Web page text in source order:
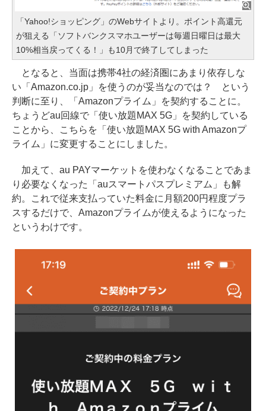
「Yahoo!ショッピング」のWebサイトより。ポイント高還元
が狙える「ソフトバンクスマホユーザーは毎週日曜日は最大
10%相当戻ってくる！」も10月で終了してしまった
となると、当面は携帯4社の経済圏にあまり依存しな
い「Amazon.co.jp」を使うのが妥当なのでは？ という
判断に至り、「Amazonプライム」を契約することに。
ちょうどau回線で「使い放題MAX 5G」を契約している
ことから、こちらを「使い放題MAX 5G with Amazonプ
ライム」に変更することにしました。
加えて、au PAYマーケットを使わなくなることであま
り必要なくなった「auスマートパスプレミアム」も解
約。これで従来支払っていた料金に月額200円程度プラ
スするだけで、Amazonプライムが使えるようになった
というわけです。